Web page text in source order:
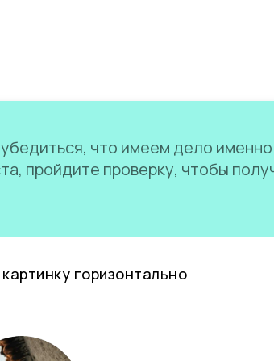
что имеем дело именно
пройдите проверку, чтобы
горизонтально